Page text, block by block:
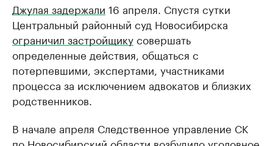
Джулая задержали 16 апреля. Спустя сутки
Центральный районный суд Новосибирска
ограничил застройщикусовершать
определенные действия, общаться с
потерпевшими, экспертами, участниками
процесса за исключением адвокатов и близких
родственников.
В начале апреля Следственное управление СК